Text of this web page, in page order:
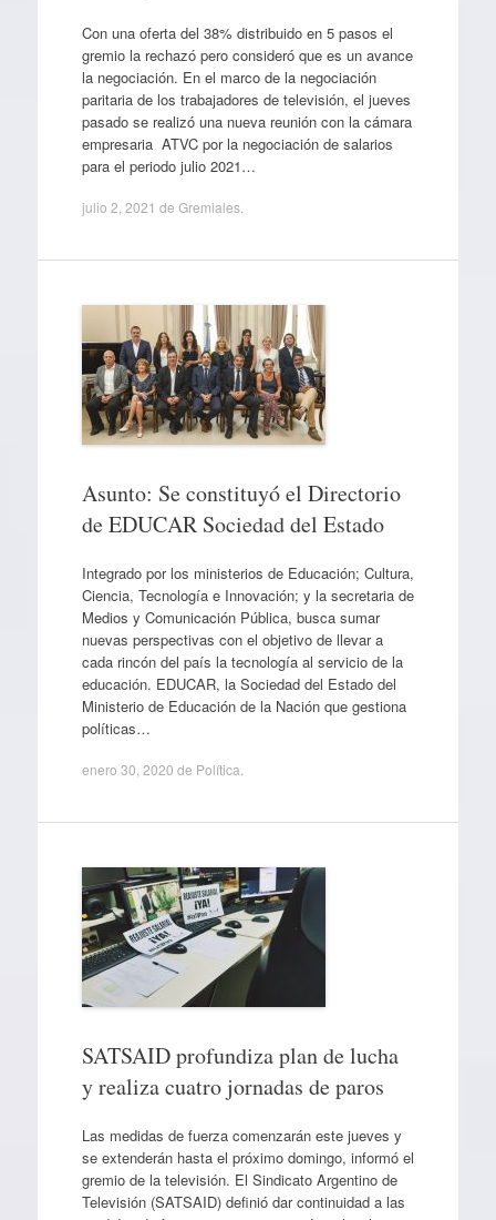
Con una oferta del 38% distribuido en 5 pasos el
gremio la rechazó pero consideró que es un avance
la negociación. En el marco de la negociación
paritaria de los trabajadores de televisión, el jueves
pasado se realizó una nueva reunión con la cámara
empresaria ATVC por la negociación de salarios
para el periodo julio 2021…
julio 2, 2021 de Gremiales.
Asunto: Se constituyó el Directorio
de EDUCAR Sociedad del Estado
Integrado por los ministerios de Educación; Cultura,
Ciencia, Tecnología e Innovación; y la secretaria de
Medios y Comunicación Pública, busca sumar
nuevas perspectivas con el objetivo de llevar a
cada rincón del país la tecnología al servicio de la
educación. EDUCAR, la Sociedad del Estado del
Ministerio de Educación de la Nación que gestiona
políticas…
enero 30, 2020 de Política
SATSAID profundiza plan de lucha
y realiza cuatro jornadas de paros
Las medidas de fuerza comenzarán este jueves y
se extenderán hasta el próximo domingo, informó el
gremio de la televisión. El Sindicato Argentino de
Televisión (SATSAID) definió dar continuidad a las